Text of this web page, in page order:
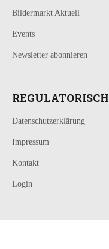
Bildermarkt Aktuell
Events
Newsletter abonnieren
Datenschutzerklärung
Impressum
Kontakt
Login